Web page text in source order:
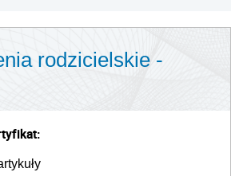
rodzicielskie -